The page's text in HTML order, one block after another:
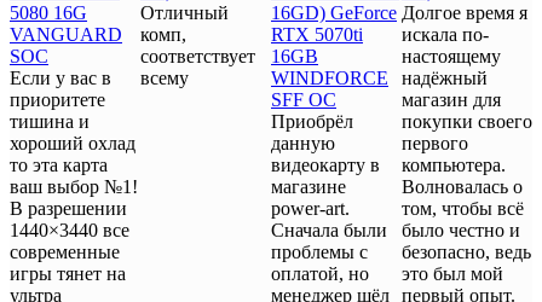
Если у вас в
приоритете
тишина и
хороший охлад
то эта карта
ваш выбор №1!
В разрешении
1440×3440 все
современные
игры тянет на
ультра
Отличный
комп,
соответствует
всему
Приобрёл
данную
видеокарту в
магазине
power-art.
Сначала были
проблемы с
оплатой, но
менеджер шёл
Долгое время я
искала по-
настоящему
надёжный
магазин для
покупки своего
первого
компьютера.
Волновалась о
том, чтобы всё
было честно и
безопасно, ведь
это был мой
первый опыт.